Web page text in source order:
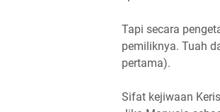
Tapi secara
pemiliknya. Tuah
pertama).
Sifat kejiwaan